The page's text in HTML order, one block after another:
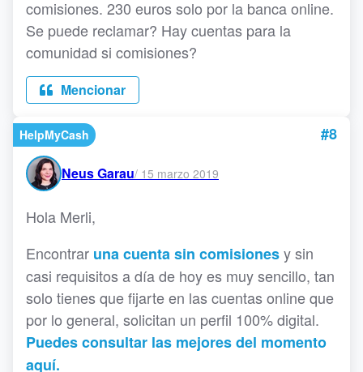
comisiones. 230 euros solo por la banca online.
Se puede reclamar? Hay cuentas para la
comunidad si comisiones?
Mencionar
HelpMyCash #8
Neus Garau/ 15 marzo 2019
Hola Merli,
Encontrar una cuenta sin comisionesy sin
casi requisitos a día de hoy es muy sencillo, tan
solo tienes que fijarte en las cuentas online que
por lo general, solicitan un perfil 100% digital.
Puedes consultar las mejores del momento
aquí.